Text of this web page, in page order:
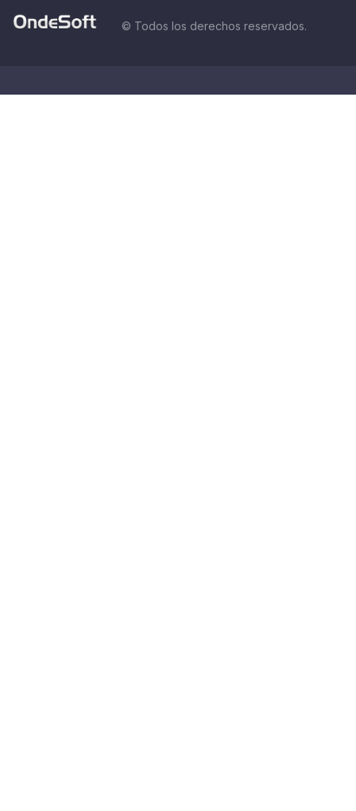
© Todos los derechos reservados.